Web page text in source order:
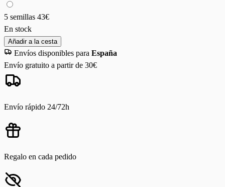
5 semillas 43€
En stock
Añadir a la cesta
Envíos disponibles para España
Envío gratuito a partir de 30€
Envío rápido 24/72h
Regalo en cada pedido